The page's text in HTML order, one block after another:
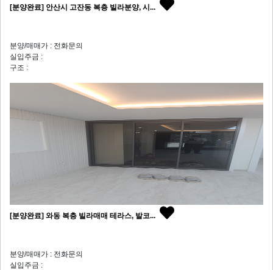
[분양완료] 안산시 고잔동 복층 빌라분양, 시...
분양/매매가 : 전화문의
실입주금 :
구조 :
[분양완료] 와동 복층 빌라매매 테라스, 발코...
분양/매매가 : 전화문의
실입주금 :